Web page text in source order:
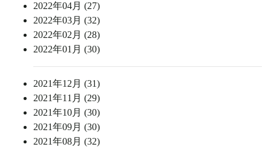
2022年04月 (27)
2022年03月 (32)
2022年02月 (28)
2022年01月 (30)
2021年12月 (31)
2021年11月 (29)
2021年10月 (30)
2021年09月 (30)
2021年08月 (32)